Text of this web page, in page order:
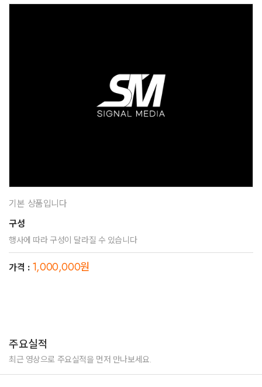
기본 상품입니다
구성
행사에 따라 구성이 달라질 수 있습니다
가격 : 1,000,000원
주요실적
최근 영상으로 주요실적을 먼저 만나보세요.